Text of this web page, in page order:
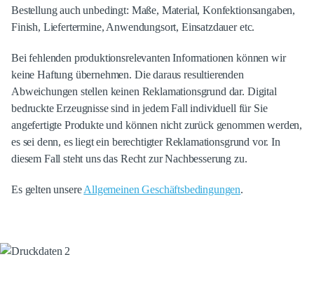
Bestellung auch unbedingt: Maße, Material, Konfektionsangaben,
Finish, Liefertermine, Anwendungsort, Einsatzdauer etc.
Bei fehlenden produktionsrelevanten Informationen können wir
keine Haftung übernehmen. Die daraus resultierenden
Abweichungen stellen keinen Reklamationsgrund dar. Digital
bedruckte Erzeugnisse sind in jedem Fall individuell für Sie
angefertigte Produkte und können nicht zurück genommen werden,
es sei denn, es liegt ein berechtigter Reklamationsgrund vor. In
diesem Fall steht uns das Recht zur Nachbesserung zu.
Es gelten unsereAllgemeinen Geschäftsbedingungen.